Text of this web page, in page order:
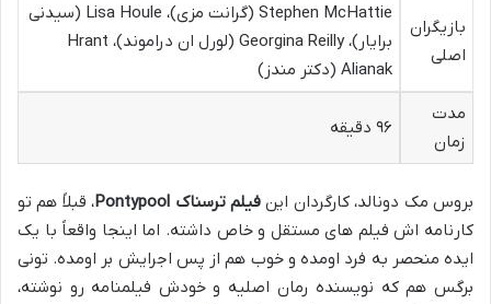
بازیگران
اصلی
Stephen McHattie (گرانت مزی)، Lisa Houle (سیدنی
برایار)، Georgina Reilly (لورل ان دراموند)، Hrant
Alianak (دکتر مندز)
مدت
زمان
۹۶ دقیقه
بروس مک دونالد، کارگردان این فیلم ترسناک Pontypool
، قبلاً هم تو
کارنامه اش فیلم های مستقل و خاص داشته. اما اینجا واقعاً با یک
ایده منحصر به فرد اومده و خوب هم از پس اجرایش بر اومده. تونی
برگس هم که نویسنده رمان اصلیه و خودش فیلمنامه رو نوشته،